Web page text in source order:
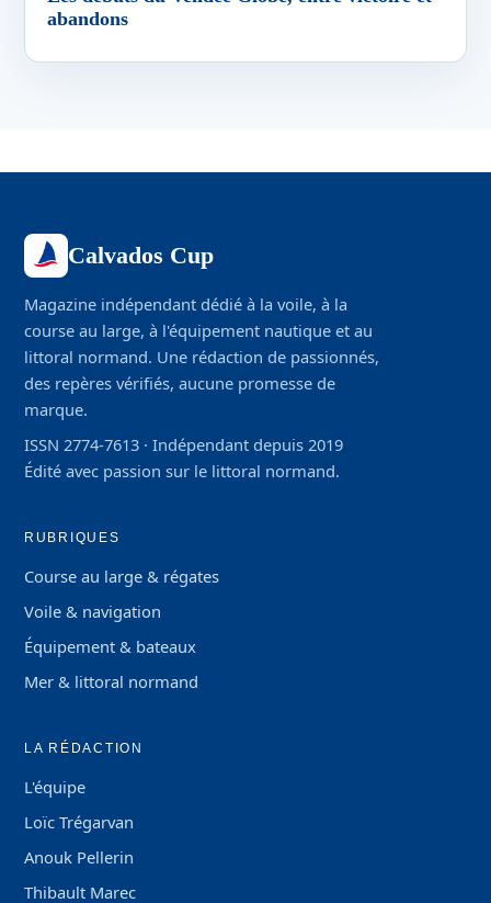
Calvados Cup
Magazine indépendant dédié à la voile, à la
course au large, à l'équipement nautique et au
littoral normand. Une rédaction de passionnés,
des repères vérifiés, aucune promesse de
marque.
ISSN 2774-7613 · Indépendant depuis 2019
Édité avec passion sur le littoral normand.
RUBRIQUES
Voile & navigation
Équipement & bateaux
Mer & littoral normand
LA RÉDACTION
Loïc Trégarvan
Anouk Pellerin
Thibault Marec
Charte éditoriale
Corrections